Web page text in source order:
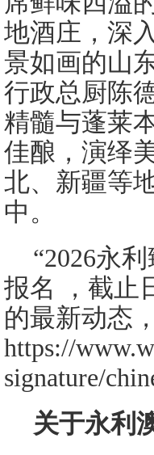
地酒庄，深
景如画的山
行政总厨陈
精髓与蓬莱
佳酿，演绎
北、新疆等
中。
“2026永
报名 ，截止
的最新动态
https://
signature/
关于永利